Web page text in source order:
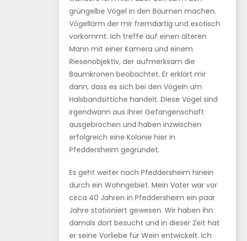
grüngelbe Vögel in den Bäumen machen.
Vögellärm der mir fremdartig und exotisch
vorkommt. Ich treffe auf einen älteren
Mann mit einer Kamera und einem
Riesenobjektiv, der aufmerksam die
Baumkronen beobachtet. Er erklärt mir
dann, dass es sich bei den Vögeln um
Halsbandsittiche handelt. Diese Vögel sind
irgendwann aus ihrer Gefangenschaft
ausgebrochen und haben inzwischen
erfolgreich eine Kolonie hier in
Pfeddersheim gegründet.
Es geht weiter nach Pfeddersheim hinein
durch ein Wohngebiet. Mein Vater war vor
circa 40 Jahren in Pfeddersheim ein paar
Jahre stationiert gewesen. Wir haben ihn
damals dort besucht und in dieser Zeit hat
er seine Vorliebe für Wein entwickelt. Ich